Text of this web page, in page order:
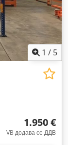
1 / 5
1.950 €
VB додава се ДДВ